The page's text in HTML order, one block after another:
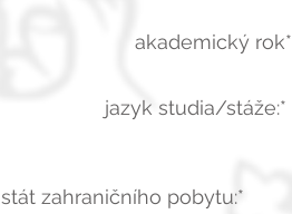
akademický rok*
jazyk studia/stáže:*
stát zahraničního pobytu:*